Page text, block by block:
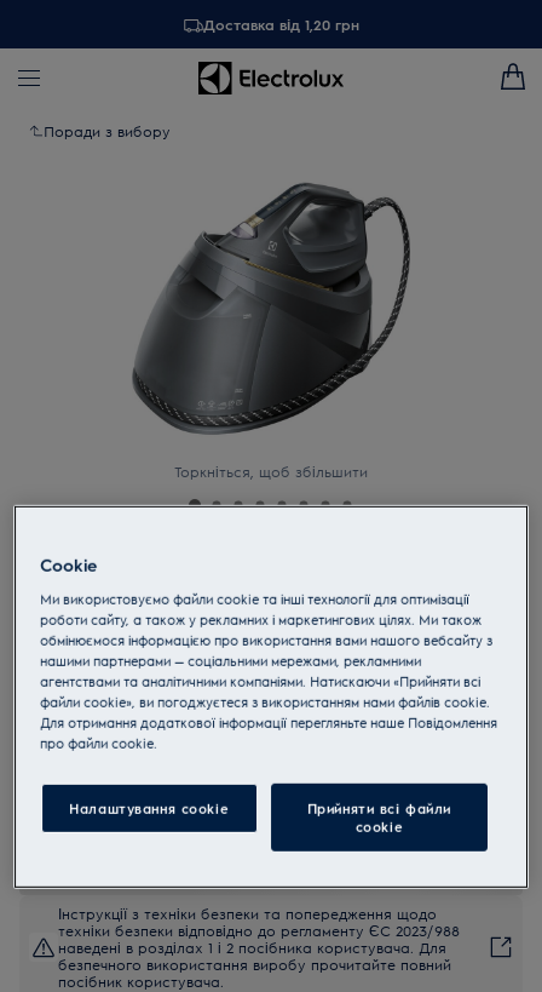
Доставка від 1,20 грн
Поради з вибору
Торкніться, щоб збільшити
E8ST1-8EGM
Renew 800
4.6 (49)
Переваги
Парова станція використовує спеціальні програми для
дбайливого прасування делікатного одягу.
Технологія PrecisionCare™ виключає необхідність встановлювати
Пара вдихає нове життя у верхній одяг з водовідштовхуючими
властивостями.
Інструкції з техніки безпеки та попередження щодо
техніки безпеки відповідно до регламенту ЄС 2023/988
наведені в розділах 1 і 2 посібника користувача. Для
безпечного використання виробу прочитайте повний
посібник користувача.
Cookie
Ми використовуємо файли cookie та інші технології для оптимізації
роботи сайту, а також у рекламних і маркетингових цілях. Ми також
обмінюємося інформацією про використання вами нашого вебсайту з
нашими партнерами — соціальними мережами, рекламними
агентствами та аналітичними компаніями. Натискаючи «Прийняти всі
файли cookie», ви погоджуєтеся з використанням нами файлів cookie.
Для отримання додаткової інформації перегляньте наше Пoвідомлення
прo файли cookie.
Налаштування cookie
Прийняти всі файли
сookie